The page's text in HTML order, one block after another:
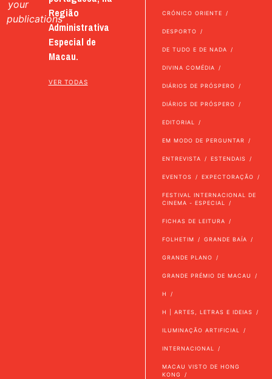
your
publicationsRegião
Administrativa
Especial de
Macau.
VER TODAS
CRÓNICO ORIENTE
DESPORTO
DE TUDO E DE NADA
DIVINA COMÉDIA
DIÁRIOS DE PRÓSPERO
DIÁRIOS DE PRÓSPERO
EDITORIAL
EM MODO DE PERGUNTAR
ENTREVISTA ESTENDAIS
EVENTOS EXPECTORAÇÃO
FESTIVAL INTERNACIONAL DE
CINEMA - ESPECIAL
FICHAS DE LEITURA
FOLHETIM GRANDE BAÍA
GRANDE PLANO
GRANDE PRÉMIO DE MACAU
H
H | ARTES, LETRAS E IDEIAS
ILUMINAÇÃO ARTIFICIAL
INTERNACIONAL
MACAU VISTO DE HONG
KONG